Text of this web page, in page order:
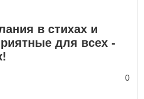
в стихах и
для всех -
0